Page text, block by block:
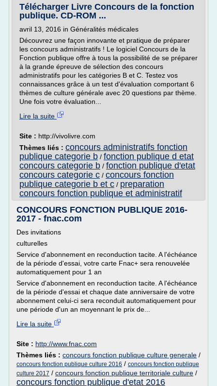
Télécharger Livre Concours de la fonction
publique. CD-ROM ...
avril 13, 2016 in Généralités médicales
Découvrez une façon innovante et pratique de préparer
les concours administratifs ! Le logiciel Concours de la
Fonction publique offre à tous la possibilité de se préparer
à la grande épreuve de sélection des concours
administratifs pour les catégories B et C. Testez vos
connaissances grâce à un test d'évaluation comportant 6
thèmes de culture générale avec 20 questions par thème.
Une fois votre évaluation...
Lire la suite
Site : http://vivolivre.com
Thèmes liés : concours administratifs fonction
publique categorie b / fonction publique d etat
concours categorie b / fonction publique d'etat
concours categorie c / concours fonction
publique categorie b et c / preparation
concours fonction publique et administratif
CONCOURS FONCTION PUBLIQUE 2016-
2017 - fnac.com
Des invitations
culturelles
Service d'abonnement en reconduction tacite. A l'échéance
de la période d'essai, votre carte Fnac+ sera renouvelée
automatiquement pour 1 an
Service d'abonnement en reconduction tacite. A l'échéance
de la période d'essai et chaque date anniversaire de votre
abonnement celui-ci sera reconduit automatiquement pour
une période d'un an moyennant le prix de...
Lire la suite
Site : http://www.fnac.com
Thèmes liés : concours fonction publique culture generale /
concours fonction publique culture 2016 / concours fonction publique
culture 2017 / concours fonction publique territoriale culture /
concours fonction publique d'etat 2016